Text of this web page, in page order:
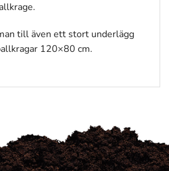
till även ett stort underlägg
120×80 cm.